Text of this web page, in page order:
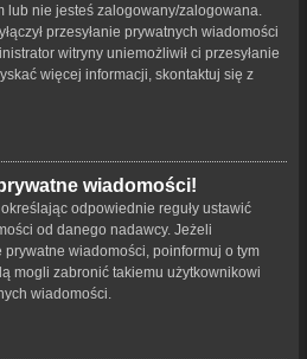
nie jesteś zalogowany/zalogowana.
przesyłanie prywatnych wiadomości
witryny uniemożliwił ci przesyłanie
więcej informacji, skontaktuj się z
wiadomości!
odpowiednie reguły ustawić
od danego nadawcy. Jeżeli
wiadomości, poinformuj o tym
mogli zabronić takiemu użytkownikowi
wiadomości.